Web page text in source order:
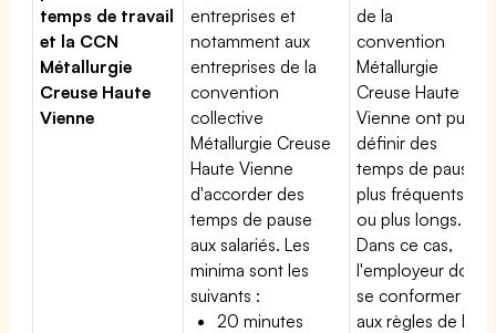
temps de travail
et la CCN
Métallurgie
Creuse Haute
Vienne
entreprises et
notamment aux
entreprises de la
convention
collective
Métallurgie Creuse
Haute Vienne
d'accorder des
temps de pause
aux salariés. Les
minima sont les
suivants :
20 minutes
de la
convention
Métallurgie
Creuse Haute
Vienne ont pu
définir des
temps de pause
plus fréquents
ou plus longs.
Dans ce cas,
l'employeur doit
se conformer
aux règles de la